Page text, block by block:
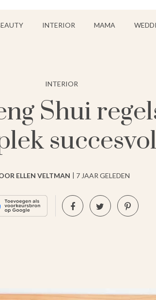
INTERIOR MAMA
INTERIOR
Shui
ELLEN VELTMAN 7 JAAR GELEDEN